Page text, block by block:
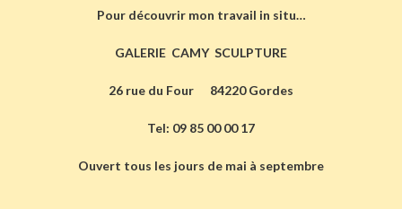
Pour découvrir mon travail in situ…
GALERIE CAMY SCULPTURE
26 rue du Four 84220 Gordes
Tel: 09 85 00 00 17
Ouvert tous les jours de mai à septembre